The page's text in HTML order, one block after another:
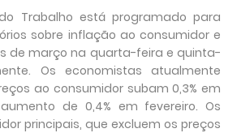
Trabalho está programado para
sobre inflação ao consumidor e
de março na quarta-feira e quinta-
Os economistas atualmente
ao consumidor subam 0,3% em
de 0,4% em fevereiro. Os
principais, que excluem os preços